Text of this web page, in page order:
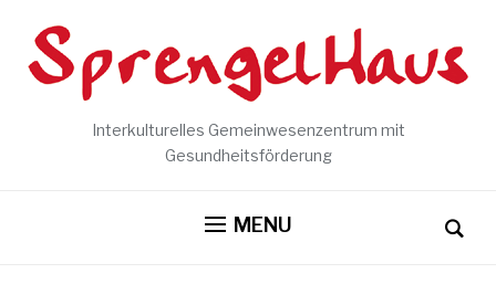
Interkulturelles Gemeinwesenzentrum mit
Gesundheitsförderung
MENU